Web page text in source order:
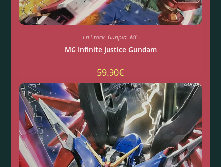
En Stock, Gunpla, MG
MG Infinite Justice Gundam
59.90€